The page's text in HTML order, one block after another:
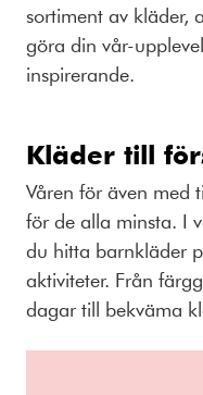
sortiment av kläder,
göra din vår-
inspirerande.
Kläder till
Våren för även med
för de alla minsta. I
du hitta barnkläder
aktiviteter. Från
dagar till bekväma